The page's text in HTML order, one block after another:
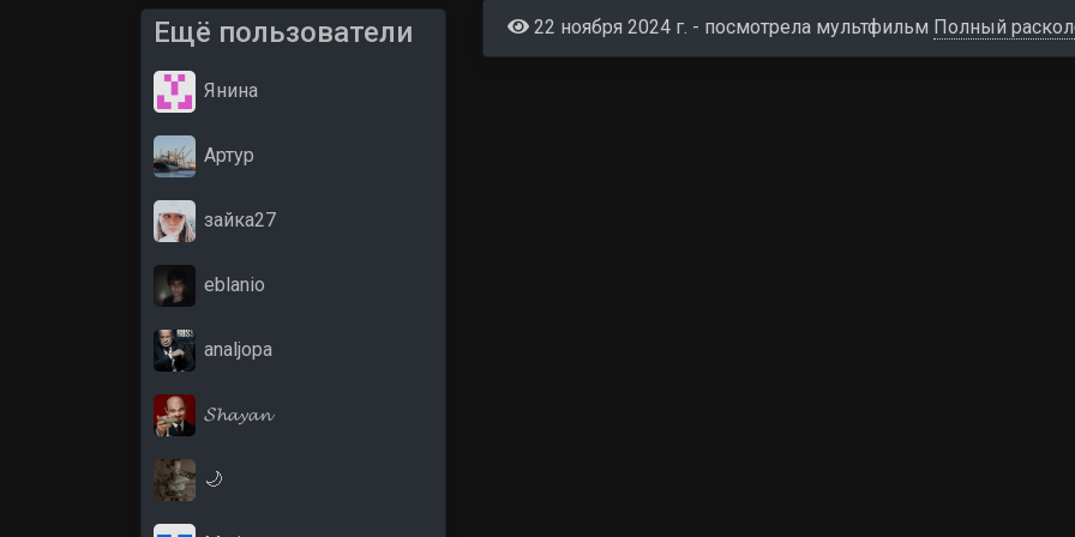
Ещё пользователи
Янина
Артур
зайка27
eblanio
analjopa
𝓢𝓱𝓪𝔂𝓪𝓷
🌙
22 ноября 2024 г. - посмотрела мультфильм Полный